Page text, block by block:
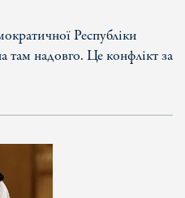
Республіки
там надовго. Це конфлікт за